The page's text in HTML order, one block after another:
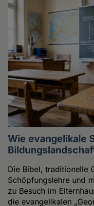
Wie evangelikale
Die Bibel, traditionelle
Schöpfungslehre und
zu Besuch im
die evangelikalen